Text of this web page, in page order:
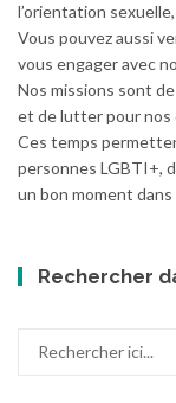
l’orientation
Vous pouvez aussi
vous engager avec
Nos missions sont
et de lutter pour nos
Ces temps
personnes LGBTI+,
un bon moment
Rechercher